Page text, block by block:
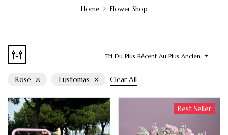
Home Flower Shop
Tri Du Plus Récent Au Plus Ancien
Rose Eustomas Clear All
Best Seller